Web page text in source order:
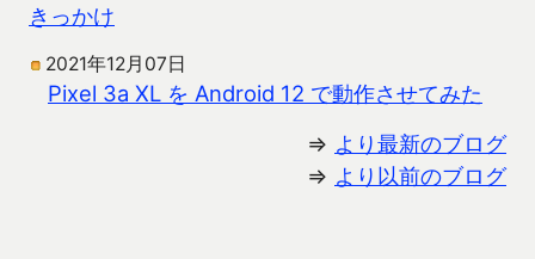
きっかけ
2021年12月07日
Pixel 3a XL を Android 12 で動作させてみた
⇒ より最新のブログ
⇒ より以前のブログ